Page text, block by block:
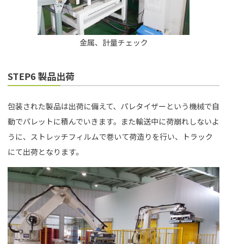
金属、計量チェック
STEP6 製品出荷
包装された製品は出荷に備えて、パレタイザーという機械で自
動でパレットに積んでいきます。また輸送中に荷崩れしないよ
うに、ストレッチフィルムで巻いて荷造りを行い、トラック
にて出荷となります。